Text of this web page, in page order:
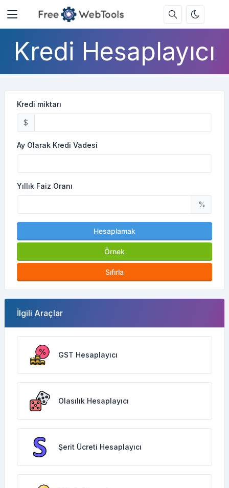
Kredi Hesaplayıcı
Kredi miktarı
$
Ay Olarak Kredi Vadesi
Yıllık Faiz Oranı
%
Hesaplamak
Örnek
Sıfırla
İlgili Araçlar
GST Hesaplayıcı
Olasılık Hesaplayıcı
Şerit Ücreti Hesaplayıcı